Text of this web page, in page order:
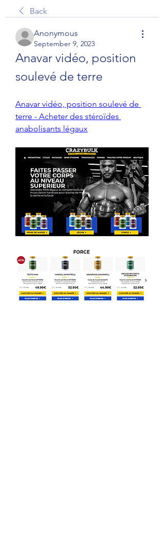
Back
Anonymous
September 9, 2023
Anavar vidéo, position
soulevé de terre
Anavar vidéo, position soulevé de
terre - Acheter des stéroïdes
anabolisants légaux